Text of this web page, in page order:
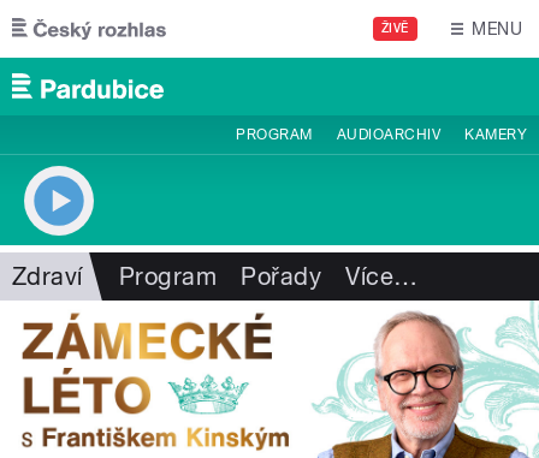
Přejít k hlavnímu obsahu
ŽIVĚ MENU
PROGRAM AUDIOARCHIV KAMERY
Zdraví Program Pořady Více…